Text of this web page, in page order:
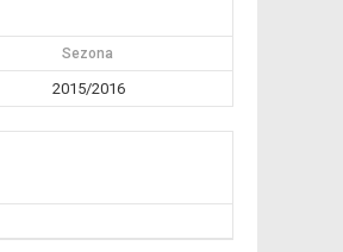
Sezona
2015/2016